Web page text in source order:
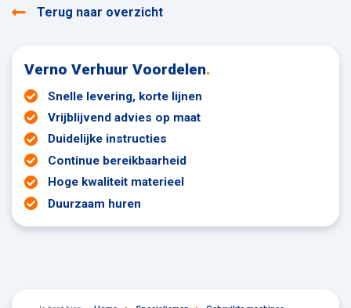
Terug naar overzicht
Verno Verhuur Voordelen.
Snelle levering, korte lijnen
Vrijblijvend advies op maat
Duidelijke instructies
Continue bereikbaarheid
Hoge kwaliteit materieel
Duurzaam huren